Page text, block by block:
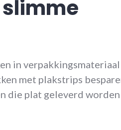
in
met plakstrips
die plat geleverd